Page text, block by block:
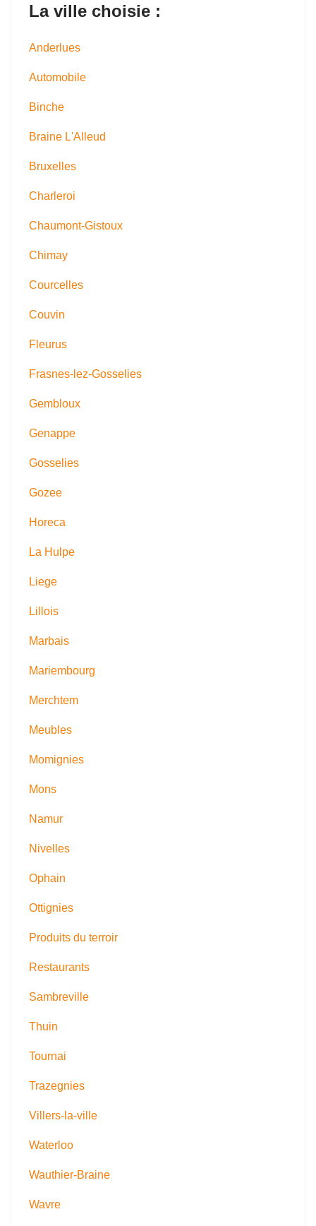
La ville choisie :
Anderlues
Automobile
Binche
Braine L'Alleud
Bruxelles
Charleroi
Chaumont-Gistoux
Chimay
Courcelles
Couvin
Fleurus
Frasnes-lez-Gosselies
Gembloux
Genappe
Gosselies
Gozee
Horeca
La Hulpe
Liege
Lillois
Marbais
Mariembourg
Merchtem
Meubles
Momignies
Mons
Namur
Nivelles
Ophain
Ottignies
Produits du terroir
Restaurants
Sambreville
Thuin
Tournai
Trazegnies
Villers-la-ville
Waterloo
Wauthier-Braine
Wavre